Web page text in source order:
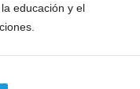
educación y el